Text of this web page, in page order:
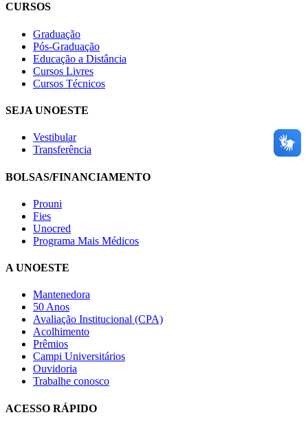
CURSOS
Graduação
Pós-Graduação
Educação a Distância
Cursos Livres
Cursos Técnicos
SEJA UNOESTE
Vestibular
Transferência
BOLSAS/FINANCIAMENTO
Prouni
Fies
Unocred
Programa Mais Médicos
A UNOESTE
Mantenedora
50 Anos
Avaliação Institucional (CPA)
Acolhimento
Prêmios
Campi Universitários
Ouvidoria
Trabalhe conosco
ACESSO RÁPIDO